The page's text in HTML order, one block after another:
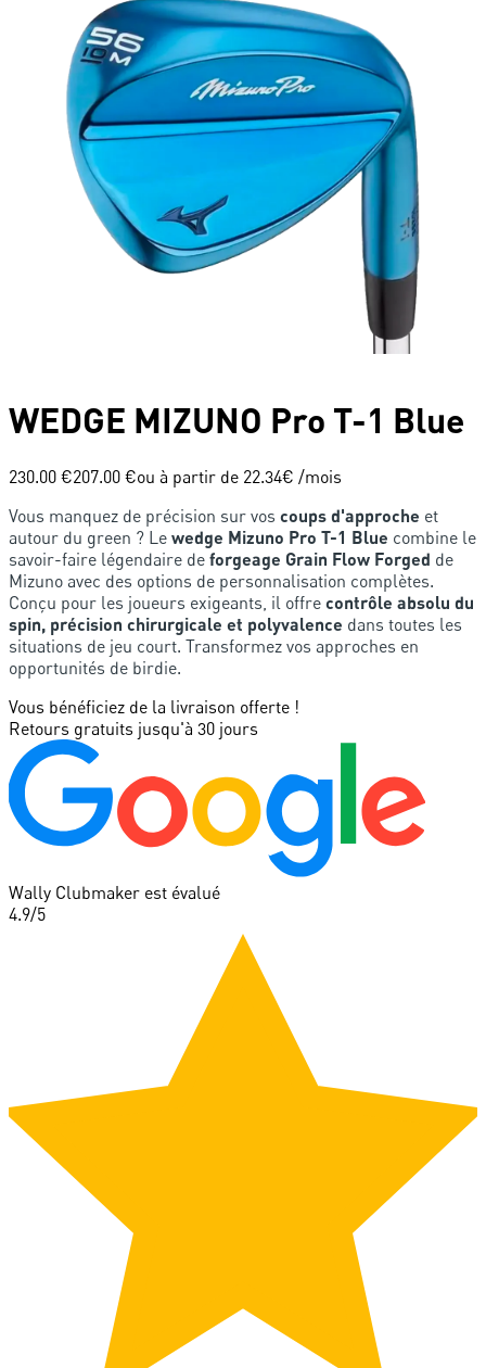
WEDGE MIZUNO Pro T-1 Blue
230.00 €207.00 €ou à partir de 22.34€ /mois
Vous manquez de précision sur vos coups d'approche et
autour du green ? Le wedge Mizuno Pro T-1 Blue combine le
savoir-faire légendaire de forgeage Grain Flow Forged de
Mizuno avec des options de personnalisation complètes.
Conçu pour les joueurs exigeants, il offre contrôle absolu du
spin, précision chirurgicale et polyvalence dans toutes les
situations de jeu court. Transformez vos approches en
opportunités de birdie.
Vous bénéficiez de la livraison offerte !
Retours gratuits jusqu'à 30 jours
Wally Clubmaker est évalué
4.9/5